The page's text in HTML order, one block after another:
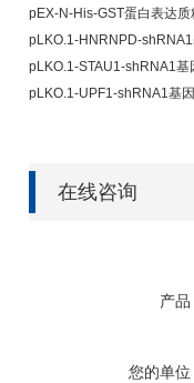
pEX-N-His-GST蛋白表达质
pLKO.1-HNRNPD-
pLKO.1-STAU1-shRNA1基
pLKO.1-UPF1-shRNA1基
在线咨询
产品
您的单位